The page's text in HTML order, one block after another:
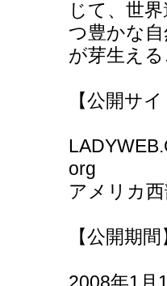
じて、世
つ豊かな
が芽生える
【公開サイ
org
アメリカ
【公開期間
2008年1月